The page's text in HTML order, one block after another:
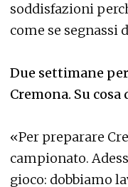
soddisfazioni
come se segnassi
Due settimane
Cremona. Su cosa
«Per preparare
campionato.
gioco: dobbiamo